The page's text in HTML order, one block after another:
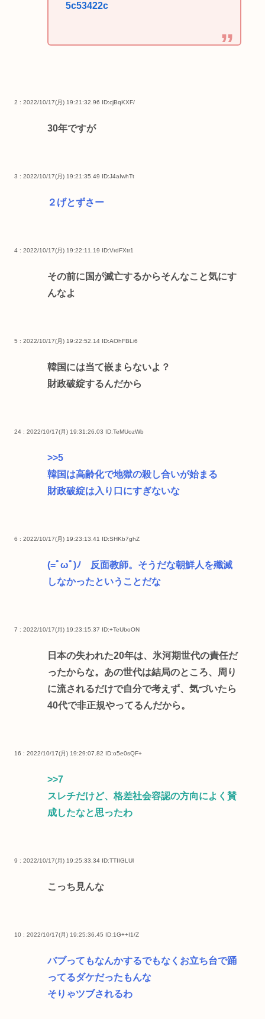
5c53422c
2 : 2022/10/17(月) 19:21:32.96 ID:cjBqKXF/
30年ですが
3 : 2022/10/17(月) 19:21:35.49 ID:J4aIwhTt
２げとずさー
4 : 2022/10/17(月) 19:22:11.19 ID:VrdFXtr1
その前に国が滅亡するからそんなこと気にす
んなよ
5 : 2022/10/17(月) 19:22:52.14 ID:AOhFBLi6
韓国には当て嵌まらないよ？
財政破綻するんだから
24 : 2022/10/17(月) 19:31:26.03 ID:TeMUozWb
>>5
韓国は高齢化で地獄の殺し合いが始まる
財政破綻は入り口にすぎないな
6 : 2022/10/17(月) 19:23:13.41 ID:SHKb7ghZ
(=ﾟωﾟ)ﾉ 反面教師。そうだな朝鮮人を殲滅
しなかったということだな
7 : 2022/10/17(月) 19:23:15.37 ID:+TeUboON
日本の失われた20年は、氷河期世代の責任だ
ったからな。あの世代は結局のところ、周り
に流されるだけで自分で考えず、気づいたら
40代で非正規やってるんだから。
16 : 2022/10/17(月) 19:29:07.82 ID:o5e0sQF+
>>7
スレチだけど、格差社会容認の方向によく賛
成したなと思ったわ
9 : 2022/10/17(月) 19:25:33.34 ID:TTIIGLUl
こっち見んな
10 : 2022/10/17(月) 19:25:36.45 ID:1G++I1/Z
バブってもなんかするでもなくお立ち台で踊
ってるダケだったもんな
そりゃツブされるわ